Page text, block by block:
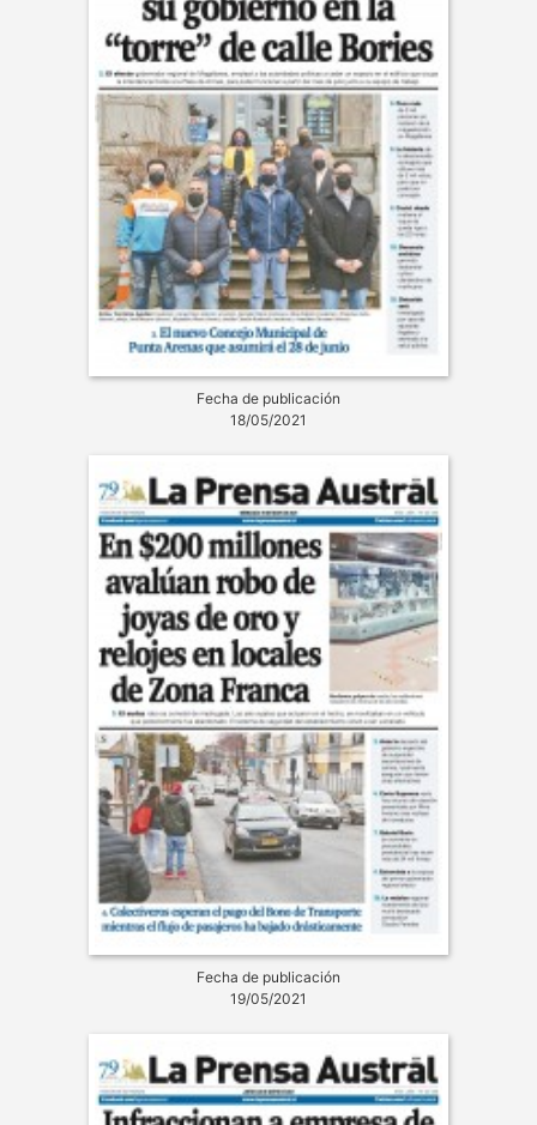
Fecha de publicación
18/05/2021
Fecha de publicación
19/05/2021